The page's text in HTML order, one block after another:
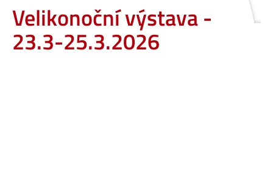
Velikonoční výstava -
23.3-25.3.2026